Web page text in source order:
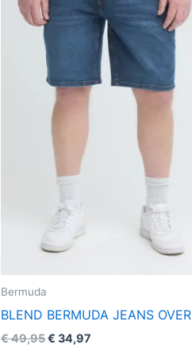
Bermuda
BLEND BERMUDA JEANS OVER
€49,95€ 34,97
più
varianti.
Le
opzioni
possono
nella